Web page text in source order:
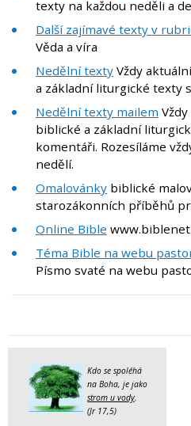
texty na každou neděli a
Další zajímavé texty v
Věda a víra
Nedělní texty Vždy
a základní liturgické texty
Nedělní texty mailem
biblické a základní
komentáři. Rozesíláme
nedělí.
Omalovánky biblické
starozákonních příběhů
Online Bible
Téma Bible na webu
Písmo svaté na webu
Kdo se spoléhá
na Boha, je jako
strom u vody.
(Jr 17,5)